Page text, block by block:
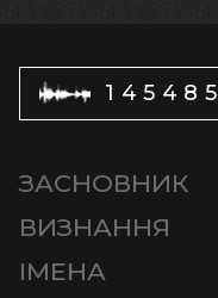
145485
ЗАСНОВНИК
ВИЗНАННЯ
ІМЕНА